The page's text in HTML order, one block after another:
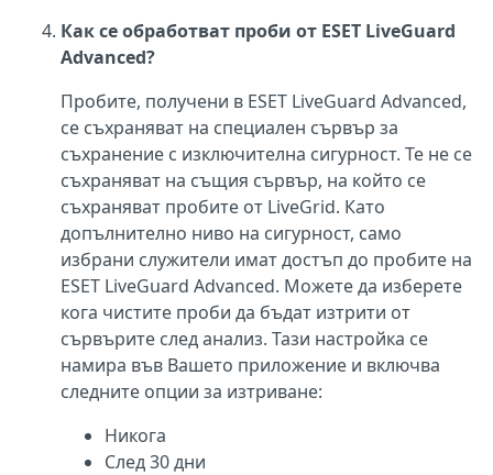
Как се обработват проби от ESET LiveGuard
Advanced?
Пробите, получени в ESET LiveGuard Advanced,
се съхраняват на специален сървър за
съхранение с изключителна сигурност. Те не се
съхраняват на същия сървър, на който се
съхраняват пробите от LiveGrid. Като
допълнително ниво на сигурност, само
избрани служители имат достъп до пробите на
ESET LiveGuard Advanced. Можете да изберете
кога чистите проби да бъдат изтрити от
сървърите след анализ. Тази настройка се
намира във Вашето приложение и включва
следните опции за изтриване:
Никога
След 30 дни